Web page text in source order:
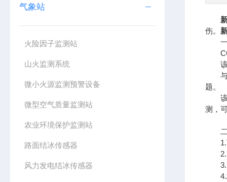
气象站
火险因子监测站
山火监测系统
微小火源监测预警设备
微型空气质量监测站
农业环境保护监测站
路面结冰传感器
风力发电结冰传感器
伤。
一
该设
与传
题。
该设
测，
二
1.顶
2.原
3.风
4.标